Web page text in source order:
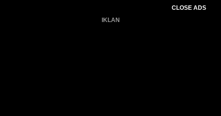
CLOSE ADS
IKLAN